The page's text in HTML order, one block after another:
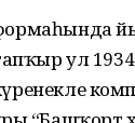
ул